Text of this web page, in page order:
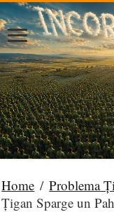
Home / Problema
Țigan Sparge un